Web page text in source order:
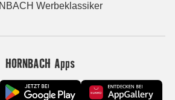
Werbeklassiker
HORNBACH Apps